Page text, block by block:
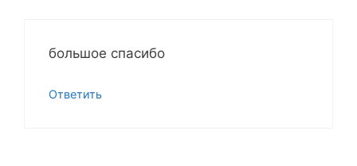
большое спасибо
Ответить